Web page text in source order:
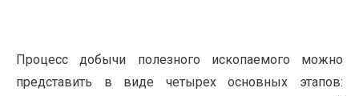
Процесс добычи полезного ископаемого можно
представить в виде четырех основных этапов: